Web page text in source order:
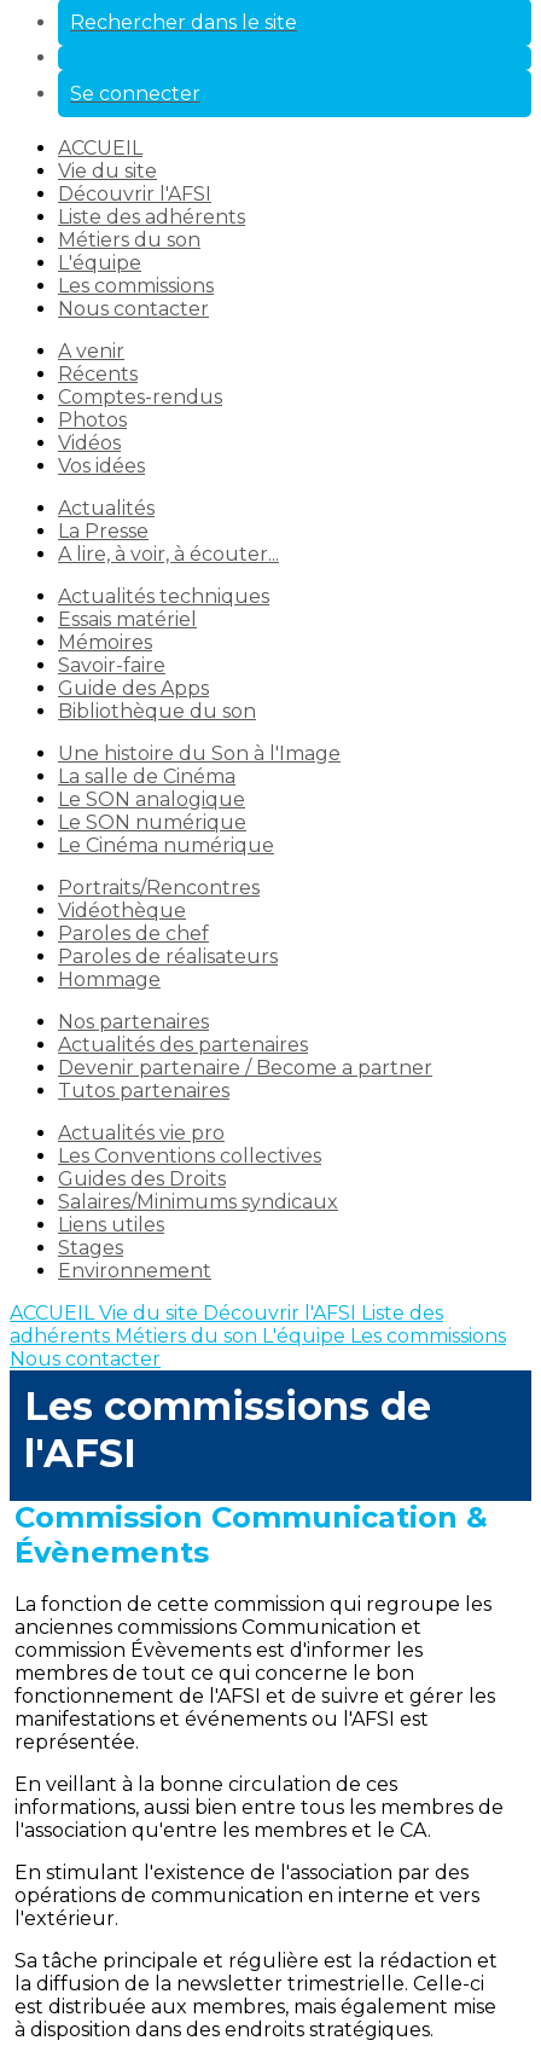
Rechercher dans le site
Se connecter
ACCUEIL
Vie du site
Découvrir l'AFSI
Liste des adhérents
Métiers du son
L'équipe
Les commissions
Nous contacter
A venir
Récents
Comptes-rendus
Photos
Vidéos
Vos idées
Actualités
La Presse
A lire, à voir, à écouter...
Actualités techniques
Essais matériel
Mémoires
Savoir-faire
Guide des Apps
Bibliothèque du son
Une histoire du Son à l'Image
La salle de Cinéma
Le SON analogique
Le SON numérique
Le Cinéma numérique
Portraits/Rencontres
Vidéothèque
Paroles de chef
Paroles de réalisateurs
Hommage
Nos partenaires
Actualités des partenaires
Devenir partenaire / Become a partner
Tutos partenaires
Actualités vie pro
Les Conventions collectives
Guides des Droits
Salaires/Minimums syndicaux
Liens utiles
Stages
Environnement
ACCUEILVie du site Découvrir l'AFSI Liste des
adhérents Métiers du son L'équipe Les commissions
Nous contacter
Les commissions de
l'AFSI
Commission Communication &
Évènements
La fonction de cette commission qui regroupe les
anciennes commissions Communication et
commission Évèvements est d'informer les
membres de tout ce qui concerne le bon
fonctionnement de l'AFSI et de suivre et gérer les
manifestations et événements ou l'AFSI est
représentée.
En veillant à la bonne circulation de ces
informations, aussi bien entre tous les membres de
l'association qu'entre les membres et le CA.
En stimulant l'existence de l'association par des
opérations de communication en interne et vers
l'extérieur.
Sa tâche principale et régulière est la rédaction et
la diffusion de la newsletter trimestrielle. Celle-ci
est distribuée aux membres, mais également mise
à disposition dans des endroits stratégiques.